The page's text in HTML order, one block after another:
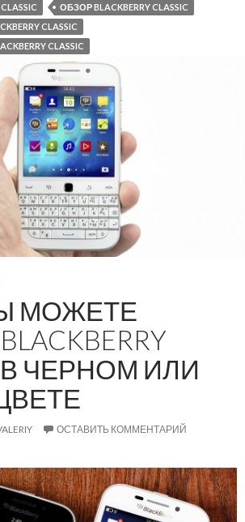
ОБЗОР BLACKBERRY CLASSIC
CLASSIC
CLASSIC
МОЖЕТЕ
В ЧЕРНОМ ИЛИ
ОСТАВИТЬ КОММЕНТАРИЙ